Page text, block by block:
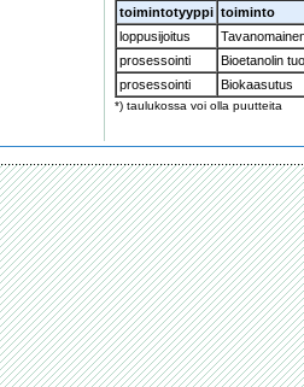
toimintotyyppi toiminto
loppusijoitus
prosessointi
Bioetanolin
prosessointi
Biokaasutus
*) taulukossa voi olla puutteita